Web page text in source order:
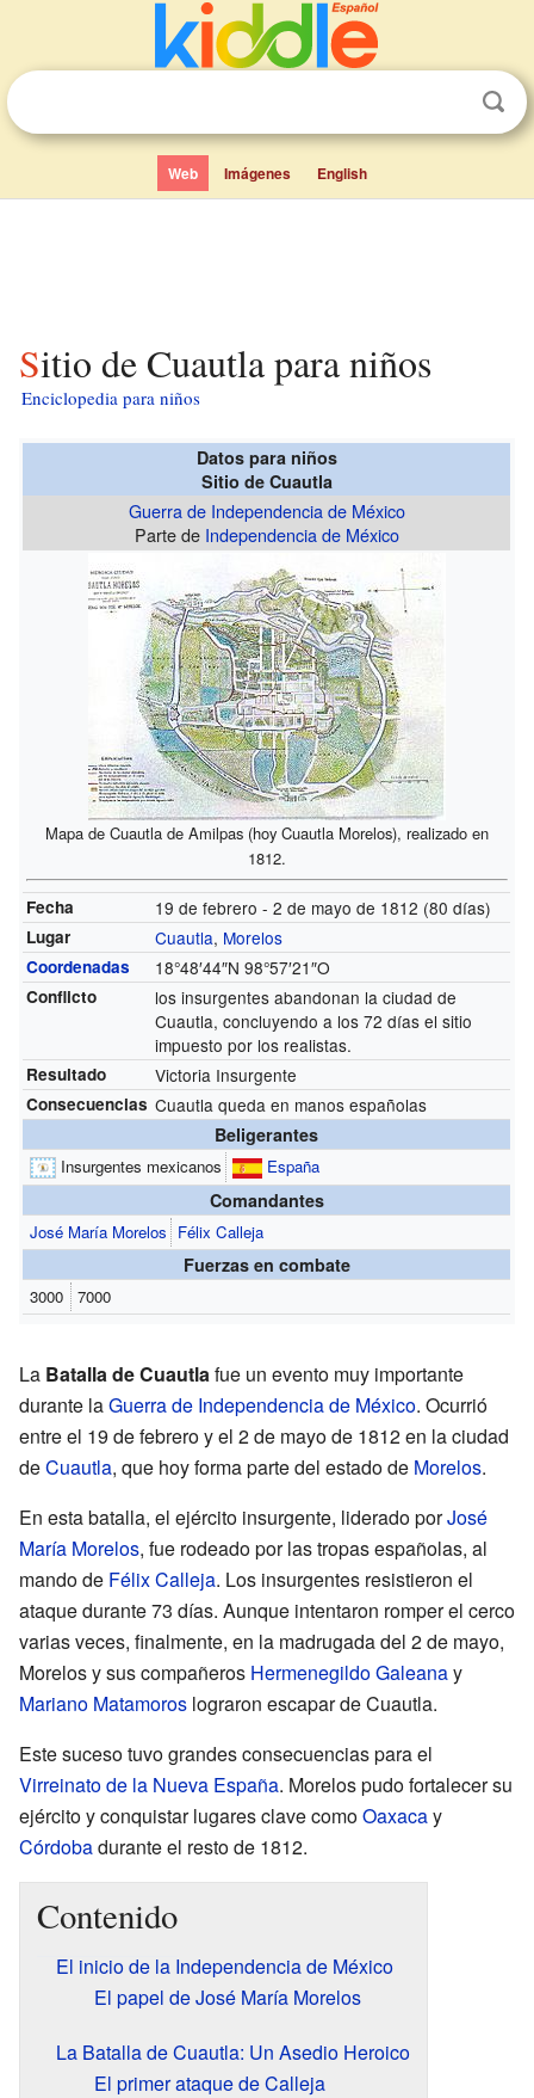
Web Imágenes English
Sitio de Cuautla para niños
Enciclopedia para niños
Datos para niños
Sitio de Cuautla
Guerra de Independencia de México
Parte de Independencia de México
Mapa de Cuautla de Amilpas (hoy Cuautla Morelos), realizado en
1812.
Fecha 19 de febrero - 2 de mayo de 1812 (80 días)
Lugar Cuautla, Morelos
Coordenadas 18°48′44″N 98°57′21″O
Conflicto
los insurgentes abandonan la ciudad de
Cuautla, concluyendo a los 72 días el sitio
impuesto por los realistas.
Resultado Victoria Insurgente
Consecuencias Cuautla queda en manos españolas
Beligerantes
Insurgentes mexicanos España
Comandantes
José María Morelos Félix Calleja
Fuerzas en combate
3000 7000
La Batalla de Cuautlafue un evento muy importante
durante laGuerra de Independencia de México. Ocurrió
entre el 19 de febrero y el 2 de mayo de 1812 en la ciudad
deCuautla, que hoy forma parte del estado de Morelos.
En esta batalla, el ejército insurgente, liderado porJosé
María Morelos, fue rodeado por las tropas españolas, al
mando de Félix Calleja. Los insurgentes resistieron el
ataque durante 73 días. Aunque intentaron romper el cerco
varias veces, finalmente, en la madrugada del 2 de mayo,
Morelos y sus compañeros Hermenegildo Galeanay
Mariano Matamoros lograron escapar de Cuautla.
Este suceso tuvo grandes consecuencias para el
Virreinato de la Nueva España. Morelos pudo fortalecer su
ejército y conquistar lugares clave comoOaxacay
Córdobadurante el resto de 1812.
Contenido
El inicio de la Independencia de México
El papel de José María Morelos
La Batalla de Cuautla: Un Asedio Heroico
El primer ataque de Calleja